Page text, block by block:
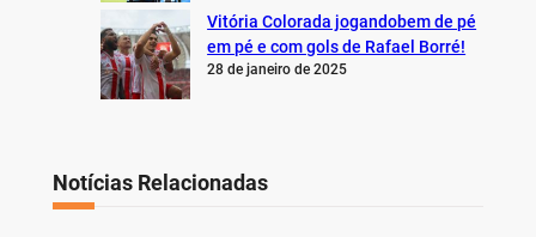
Vitória Colorada jogandobem de pé
em pé e com gols de Rafael Borré!
28 de janeiro de 2025
Notícias Relacionadas